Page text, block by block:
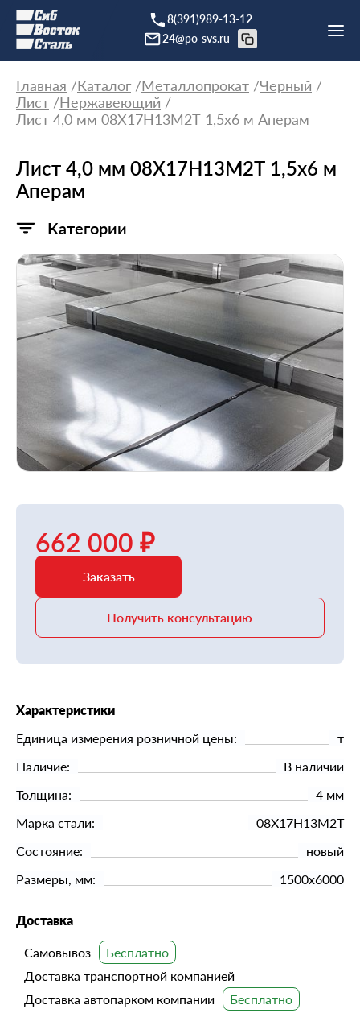
8(391)989-13-12
24@po-svs.ru
Главная Каталог Металлопрокат
Черный
Лист
Нержавеющий
Лист 4,0 мм 08Х17Н13М2Т 1,5x6 м Аперам
Лист 4,0 мм 08Х17Н13М2Т 1,5x6 м
Аперам
Категории
662 000 ₽
Заказать
Получить консультацию
Характеристики
Единица измерения розничной цены:
т
Наличие:
В наличии
Толщина:
4 мм
Марка стали:
08Х17Н13М2Т
Состояние:
новый
Размеры, мм:
1500х6000
Доставка
Самовывоз
Доставка транспортной компанией
Доставка автопарком компании